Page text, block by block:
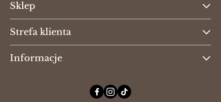
Sklep
Strefa klienta
Informacje